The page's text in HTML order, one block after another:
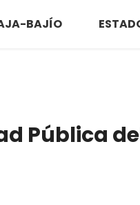
BAJÍO
Pública